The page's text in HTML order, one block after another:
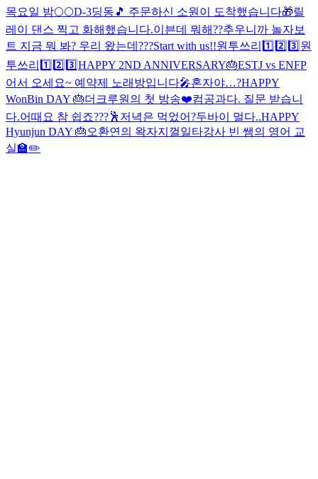
목요일 밤🌕🌕D-3딩동🎵 주문하신 소원이 도착했습니다🎁릴
레이 댄스 찍고 화해했습니다.이븐데 뭐해??추우니까 놀자보
트 지금 뭐 봐? 우리 왔는데???Start with us!!원투쓰리1️⃣2️⃣3️⃣ 원
투쓰리1️⃣2️⃣3️⃣HAPPY 2ND ANNIVERSARY🎂ESTJ vs ENFP
어서 오세요~ 예약제 노래방입니다🎤혼자야…?HAPPY
WonBin DAY 🎂더크루원의 첫 방송❤️컴공과다. 질문 받습니
다.어때요 참 쉽죠???🕺 저녁은 먹었어?두바이 멀다..HAPPY
Hyunjun DAY 🎂오환연의 왁자지껄일타강사 빈 쌤의 영어 교
실🏫✏️